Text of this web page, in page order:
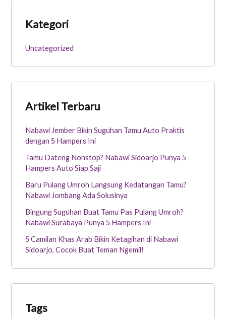
Kategori
Uncategorized
Artikel Terbaru
Nabawi Jember Bikin Suguhan Tamu Auto Praktis
dengan 5 Hampers Ini
Tamu Dateng Nonstop? Nabawi Sidoarjo Punya 5
Hampers Auto Siap Saji
Baru Pulang Umroh Langsung Kedatangan Tamu?
Nabawi Jombang Ada Solusinya
Bingung Suguhan Buat Tamu Pas Pulang Umroh?
Nabawi Surabaya Punya 5 Hampers Ini
5 Camilan Khas Arab Bikin Ketagihan di Nabawi
Sidoarjo, Cocok Buat Teman Ngemil!
Tags